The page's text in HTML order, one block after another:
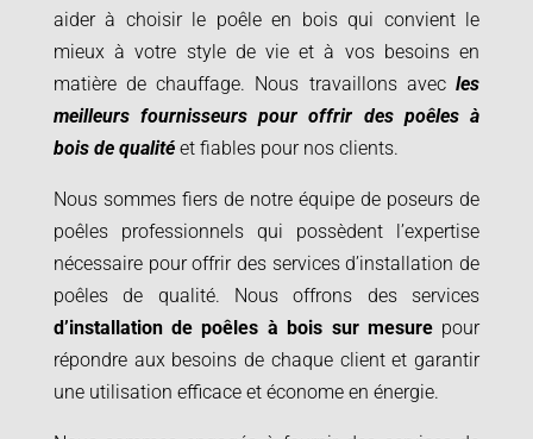
aider à choisir le poêle en bois qui convient le
mieux à votre style de vie et à vos besoins en
matière de chauffage. Nous travaillons avecles
meilleurs fournisseurs pour offrir des poêles à
bois de qualitéet fiables pour nos clients.
Nous sommes fiers de notre équipe de poseurs de
poêles professionnels qui possèdent l’expertise
nécessaire pour offrir des services d’installation de
poêles de qualité. Nous offrons des services
d’installation de poêles à bois sur mesurepour
répondre aux besoins de chaque client et garantir
une utilisation efficace et économe en énergie.